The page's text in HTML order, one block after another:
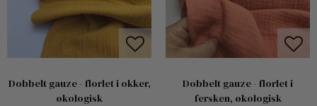
Dobbelt gauze - florlet i okker,
økologisk
Dobbelt gauze - florlet i
fersken, økologisk